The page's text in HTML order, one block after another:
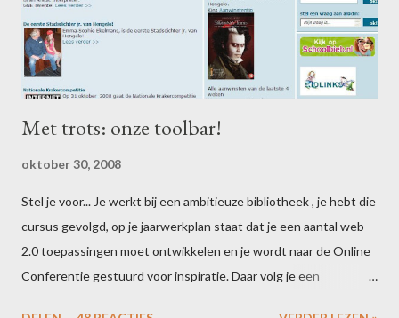
Met trots: onze toolbar!
oktober 30, 2008
Stel je voor... Je werkt bij een ambitieuze bibliotheek , je hebt die
cursus gevolgd, op je jaarwerkplan staat dat je een aantal web
2.0 toepassingen moet ontwikkelen en je wordt naar de Online
Conferentie gestuurd voor inspiratie. Daar volg je een